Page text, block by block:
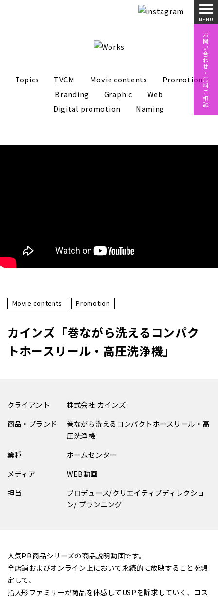
お
問
い
合
わ
せ
・
無
料
ご
相
談
Topics TVCM Movie contents
Promotion
Branding
Graphic
Web
Digital promotion
Naming
Movie contents Promotion
カインズ「巻ながら洗えるコンパク
トホースリール・高圧洗浄機」
クライアント
株式会社 カインズ
商品・ブランド
巻ながら洗えるコンパクトホースリール・高
圧洗浄機
業種
ホームセンター
メディア
WEB動画
担当
プロデュース/クリエイティブディレクショ
ン/ プランニング
人気PB商品シリーズの商品説明動画です。
全店舗およびオンライン上において永続的に放映することを想
定して、
指人形ファミリーが商品を体感してUSPを訴求していく、コス